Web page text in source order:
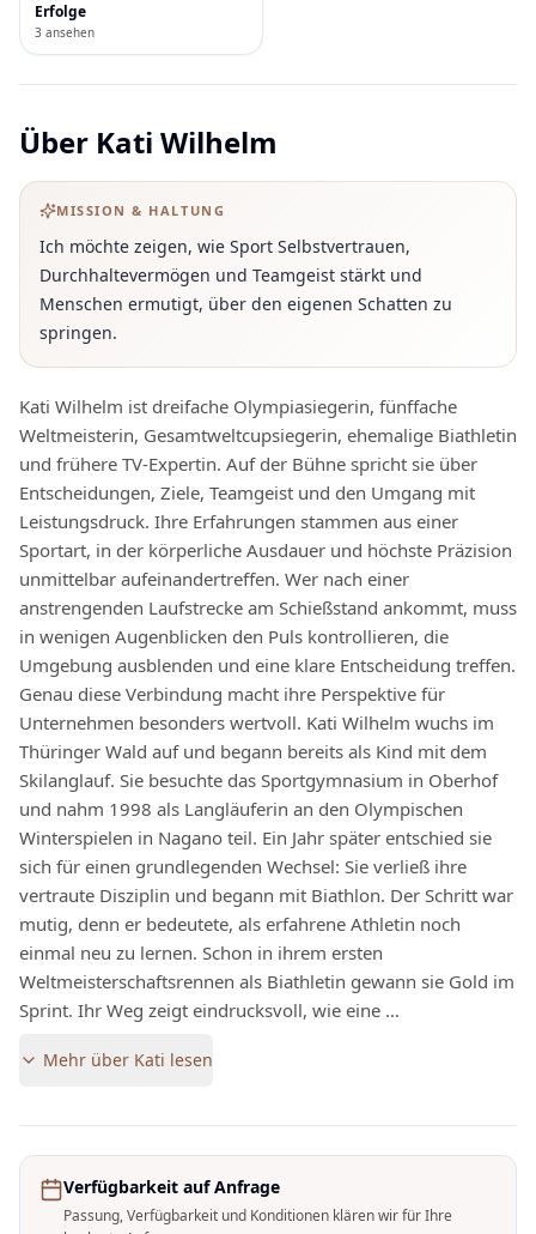
Erfolge
3 ansehen
Über Kati Wilhelm
MISSION & HALTUNG
Ich möchte zeigen, wie Sport Selbstvertrauen,
Durchhaltevermögen und Teamgeist stärkt und
Menschen ermutigt, über den eigenen Schatten zu
springen.
Kati Wilhelm ist dreifache Olympiasiegerin, fünffache
Weltmeisterin, Gesamtweltcupsiegerin, ehemalige Biathletin
und frühere TV-Expertin. Auf der Bühne spricht sie über
Entscheidungen, Ziele, Teamgeist und den Umgang mit
Leistungsdruck. Ihre Erfahrungen stammen aus einer
Sportart, in der körperliche Ausdauer und höchste Präzision
unmittelbar aufeinandertreffen. Wer nach einer
anstrengenden Laufstrecke am Schießstand ankommt, muss
in wenigen Augenblicken den Puls kontrollieren, die
Umgebung ausblenden und eine klare Entscheidung treffen.
Genau diese Verbindung macht ihre Perspektive für
Unternehmen besonders wertvoll. Kati Wilhelm wuchs im
Thüringer Wald auf und begann bereits als Kind mit dem
Skilanglauf. Sie besuchte das Sportgymnasium in Oberhof
und nahm 1998 als Langläuferin an den Olympischen
Winterspielen in Nagano teil. Ein Jahr später entschied sie
sich für einen grundlegenden Wechsel: Sie verließ ihre
vertraute Disziplin und begann mit Biathlon. Der Schritt war
mutig, denn er bedeutete, als erfahrene Athletin noch
einmal neu zu lernen. Schon in ihrem ersten
Weltmeisterschaftsrennen als Biathletin gewann sie Gold im
Sprint. Ihr Weg zeigt eindrucksvoll, wie eine …
Mehr über Kati lesen
Verfügbarkeit auf Anfrage
Passung, Verfügbarkeit und Konditionen klären wir für Ihre